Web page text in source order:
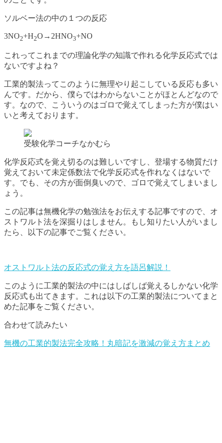
ソルベー法の中の１つの反応
3NO2+H2O→2HNO3+NO
これってこれまでの理論化学の知識で作れる化学反応式では
ないですよね？
工業的製法ってこのように無理やり起こしている反応も多い
んです。だから、僕らではわからないことがほとんどなので
す。なので、こういうのはゴロで覚えてしまった方が僕はい
いと考えております。
受験化学コーチなかむら
化学反応式を覚え切るのは難しいですし、登場する物質だけ
覚えておいて未定係数法で化学反応式を作れなくはないで
す。でも、その方が面倒臭いので、ゴロで覚えてしまいまし
ょう。
この記事は無機化学の勉強法をお伝えする記事ですので、オ
ストワルト法を深掘りはしません。もし知りたい人がいまし
たら、以下の記事でご覧ください。
オストワルト法の反応式の覚え方を語呂解説！
このように工業的製法の中にはしばしば覚えるしかない化学
反応式も出てきます。これは以下の工業的製法についてまと
めた記事をご覧ください。
合わせて読みたい
無機の工業的製法完全攻略！丸暗記を激減の覚え方まとめ